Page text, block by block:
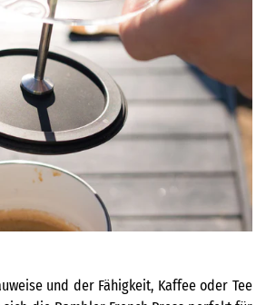
und der Fähigkeit, Kaffee oder Tee